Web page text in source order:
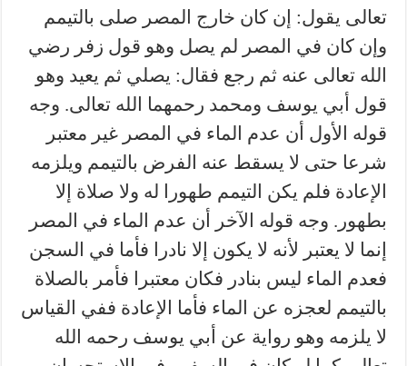
تعالى يقول: إن كان خارج المصر صلى بالتيمم
وإن كان في المصر لم يصل وهو قول زفر رضي
الله تعالى عنه ثم رجع فقال: يصلي ثم يعيد وهو
قول أبي يوسف ومحمد رحمهما الله تعالى. وجه
قوله الأول أن عدم الماء في المصر غير معتبر
شرعا حتى لا يسقط عنه الفرض بالتيمم ويلزمه
الإعادة فلم يكن التيمم طهورا له ولا صلاة إلا
بطهور. وجه قوله الآخر أن عدم الماء في المصر
إنما لا يعتبر لأنه لا يكون إلا نادرا فأما في السجن
فعدم الماء ليس بنادر فكان معتبرا فأمر بالصلاة
بالتيمم لعجزه عن الماء فأما الإعادة ففي القياس
لا يلزمه وهو رواية عن أبي يوسف رحمه الله